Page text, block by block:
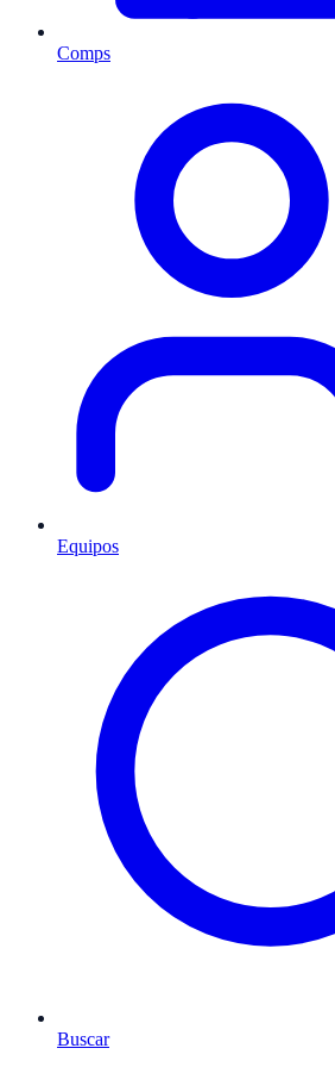
Comps
Equipos
Buscar